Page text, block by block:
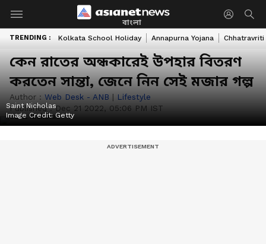
বাংলা
TRENDING : Kolkata School Holiday Annapurna Yojana Chhatravriti
কেন রাতের অন্ধকারেই উপহার বিতরণ
করতেন সান্তা, জেনে নিন সেই মজার গল্প
Author : Web Desk - ANB | Lifestyle
Published :Dec 21 2022, 05:06 PM IST
Saint Nicholas
Image Credit:Getty